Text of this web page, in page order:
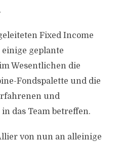
Fixed Income
geplante
Wesentlichen die
Fondspalette und die
und
das Team betreffen.
von nun an alleinige